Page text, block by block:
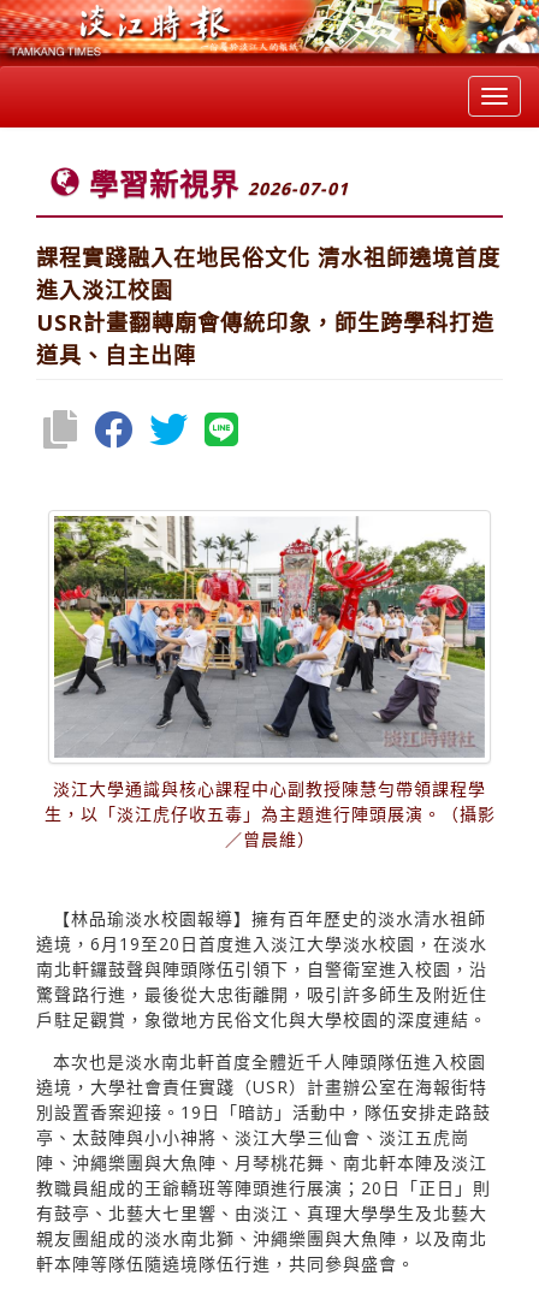
學習新視界 2026-07-01
課程實踐融入在地民俗文化 清水祖師遶境首度
進入淡江校園
USR計畫翻轉廟會傳統印象，師生跨學科打造
道具、自主出陣
淡江大學通識與核心課程中心副教授陳慧勻帶領課程學
生，以「淡江虎仔收五毒」為主題進行陣頭展演。（攝影
／曾晨維）
【林品瑜淡水校園報導】擁有百年歷史的淡水清水祖師
遶境，6月19至20日首度進入淡江大學淡水校園，在淡水
南北軒鑼鼓聲與陣頭隊伍引領下，自警衛室進入校園，沿
驚聲路行進，最後從大忠街離開，吸引許多師生及附近住
戶駐足觀賞，象徵地方民俗文化與大學校園的深度連結。
本次也是淡水南北軒首度全體近千人陣頭隊伍進入校園
遶境，大學社會責任實踐（USR）計畫辦公室在海報街特
別設置香案迎接。19日「暗訪」活動中，隊伍安排走路鼓
亭、太鼓陣與小小神將、淡江大學三仙會、淡江五虎崗
陣、沖繩樂團與大魚陣、月琴桃花舞、南北軒本陣及淡江
教職員組成的王爺轎班等陣頭進行展演；20日「正日」則
有鼓亭、北藝大七里響、由淡江、真理大學學生及北藝大
親友團組成的淡水南北獅、沖繩樂團與大魚陣，以及南北
軒本陣等隊伍隨遶境隊伍行進，共同參與盛會。